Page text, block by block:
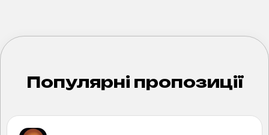
Популярні пропозиції